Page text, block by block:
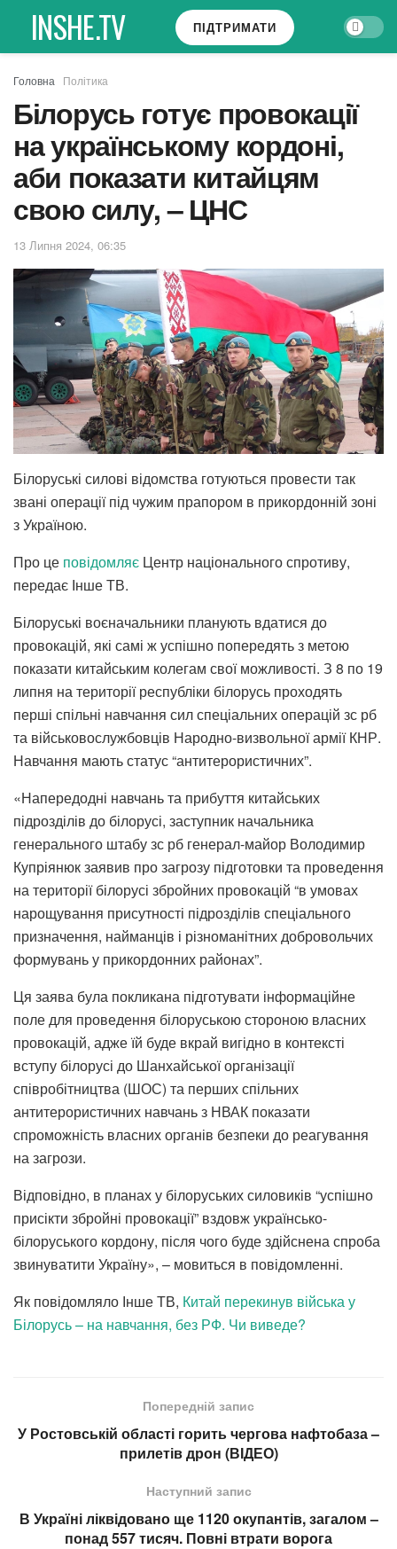
INSHE.TV ПІДТРИМАТИ
Головна Політика
Білорусь готує провокації
на українському кордоні,
аби показати китайцям
свою силу, – ЦНС
13 Липня 2024, 06:35
Білоруські силові відомства готуються провести так
звані операції під чужим прапором в прикордонній зоні
з Україною.
Про це повідомляє Центр національного спротиву,
передає Інше ТВ.
Білоруські воєначальники планують вдатися до
провокацій, які самі ж успішно попередять з метою
показати китайським колегам свої можливості. З 8 по 19
липня на території республіки білорусь проходять
перші спільні навчання сил спеціальних операцій зс рб
та військовослужбовців Народно-визвольної армії КНР.
Навчання мають статус “антитерористичних”.
«Напередодні навчань та прибуття китайських
підрозділів до білорусі, заступник начальника
генерального штабу зс рб генерал-майор Володимир
Купріянюк заявив про загрозу підготовки та проведення
на території білорусі збройних провокацій “в умовах
нарощування присутності підрозділів спеціального
призначення, найманців і різноманітних добровольчих
формувань у прикордонних районах”.
Ця заява була покликана підготувати інформаційне
поле для проведення білоруською стороною власних
провокацій, адже їй буде вкрай вигідно в контексті
вступу білорусі до Шанхайської організації
співробітництва (ШОС) та перших спільних
антитерористичних навчань з НВАК показати
спроможність власних органів безпеки до реагування
на загрози.
Відповідно, в планах у білоруських силовиків “успішно
присікти збройні провокації” вздовж українсько-
білоруського кордону, після чого буде здійснена спроба
звинуватити Україну», – мовиться в повідомленні.
Як повідомляло Інше ТВ, Китай перекинув війська у
Білорусь – на навчання, без РФ. Чи виведе?
Попередній запис
У Ростовській області горить чергова нафтобаза –
прилетів дрон (ВІДЕО)
Наступний запис
В Україні ліквідовано ще 1120 окупантів, загалом –
понад 557 тисяч. Повні втрати ворога